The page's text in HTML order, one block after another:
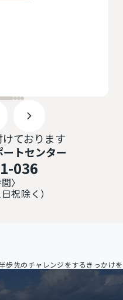
ております
トセンター
036
〉
祝除く）
歩先のチャレンジをするきっかけ